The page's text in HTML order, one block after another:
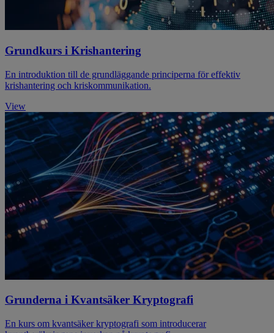
Grundkurs i Krishantering
En introduktion till de grundläggande principerna för effektiv
krishantering och kriskommunikation.
View
Grunderna i Kvantsäker Kryptografi
En kurs om kvantsäker kryptografi som introducerar